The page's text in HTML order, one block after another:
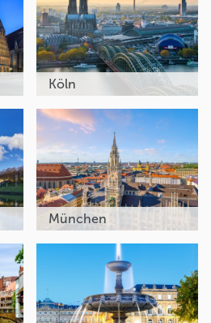
Köln
München